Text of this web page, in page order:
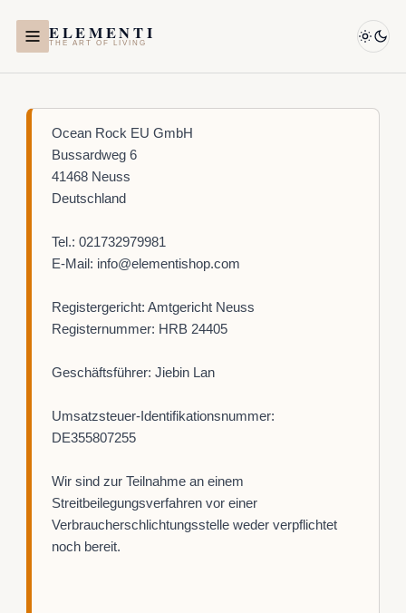
Inhalt
springen
ELEMENTI
THE ART OF LIVING
Ocean Rock EU GmbH
Bussardweg 6
41468 Neuss
Deutschland
Tel.: 021732979981
E-Mail: info@elementishop.com
Registergericht: Amtgericht Neuss
Registernummer: HRB 24405
Geschäftsführer: Jiebin Lan
Umsatzsteuer-Identifikationsnummer:
DE355807255
Wir sind zur Teilnahme an einem
Streitbeilegungsverfahren vor einer
Verbraucherschlichtungsstelle weder verpflichtet
noch bereit.